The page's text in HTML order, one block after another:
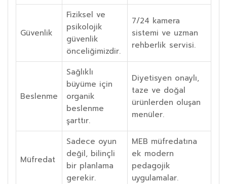
Güvenlik
Fiziksel ve
psikolojik
güvenlik
önceliğimizdir.
7/24 kamera
sistemi ve uzman
rehberlik servisi.
Beslenme
Sağlıklı
büyüme için
organik
beslenme
şarttır.
Diyetisyen onaylı,
taze ve doğal
ürünlerden oluşan
menüler.
Müfredat
Sadece oyun
değil, bilinçli
bir planlama
gerekir.
MEB müfredatına
ek modern
pedagojik
uygulamalar.